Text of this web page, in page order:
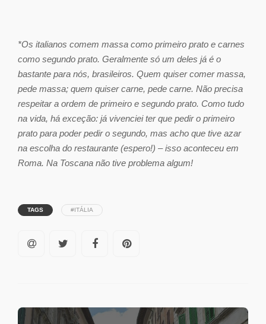
*Os italianos comem massa como primeiro prato e carnes
como segundo prato. Geralmente só um deles já é o
bastante para nós, brasileiros. Quem quiser comer massa,
pede massa; quem quiser carne, pede carne. Não precisa
respeitar a ordem de primeiro e segundo prato. Como tudo
na vida, há exceção: já vivenciei ter que pedir o primeiro
prato para poder pedir o segundo, mas acho que tive azar
na escolha do restaurante (espero!) – isso aconteceu em
Roma. Na Toscana não tive problema algum!
TAGS #ITÁLIA